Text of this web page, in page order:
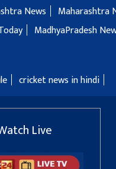
News
Maharashtra
MadhyaPradesh
cricket news in hindi
Live